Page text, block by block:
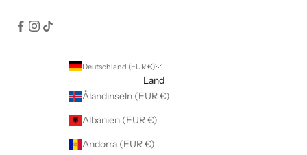
Deutschland (EUR €)
Land
Ålandinseln (EUR €)
Albanien (EUR €)
Andorra (EUR €)